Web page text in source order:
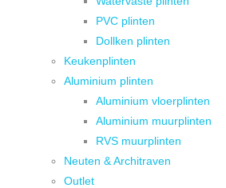
PVC plinten
Dollken plinten
Keukenplinten
Aluminium plinten
Aluminium vloerplinten
Aluminium muurplinten
RVS muurplinten
Neuten & Architraven
Outlet